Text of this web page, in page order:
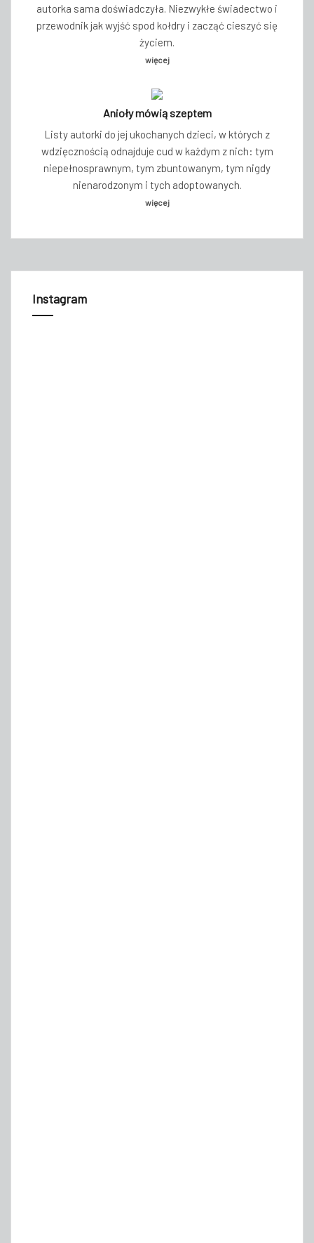
autorka sama doświadczyła. Niezwykłe świadectwo i
przewodnik jak wyjść spod kołdry i zacząć cieszyć się
życiem.
więcej
Anioły mówią szeptem
Listy autorki do jej ukochanych dzieci, w których z
wdzięcznością odnajduje cud w każdym z nich: tym
niepełnosprawnym, tym zbuntowanym, tym nigdy
nienarodzonym i tych adoptowanych.
więcej
Instagram